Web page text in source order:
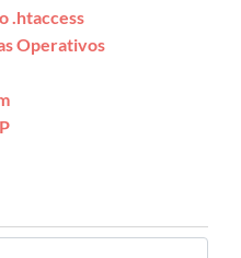
.htaccess
Operativos